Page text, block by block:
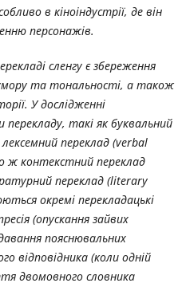
в кіноіндустрії, девін
персонажів.
сленгу є збереження
та тональності, а також
У дослідженні
перекладу, такі як буквальний
переклад (verbal
ж контекстний переклад
переклад (literary
окремі перекладацькі
(опускання зайвих
пояснювальних
відповідника (коли одній
двомовного словника